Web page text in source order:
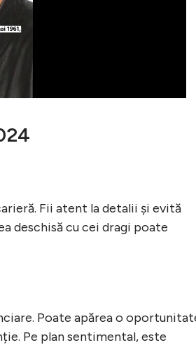
Fii atent la detalii și evită
deschisă cu cei dragi poate
Poate apărea o
Pe plan sentimental, este